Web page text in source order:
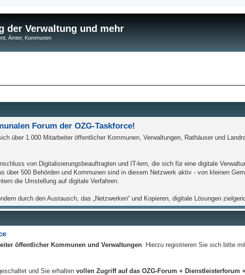
der Verwaltung und mehr
Ämter, Kommunen
Forum der OZG-Taskforce!
über 1.000 Mitarbeiter öffentlicher Kommunen, Verwaltungen, Rathäuser und
von Digitalisierungsbeauftragten und IT-lern, die sich für eine digitale
über 500 Behörden und Kommunen sind in diesem Netzwerk aktiv - von kleinen
die Umstellung auf digitale Verfahren.
durch den Austausch, das „Netzwerken“ und Kopieren, digitale Lösungen
öffentlicher Kommunen und Verwaltungen . Hierzu registrieren Sie sich bitte
und Sie erhalten vollen Zugriff auf das OZG-Forum + Dienstleisterforum